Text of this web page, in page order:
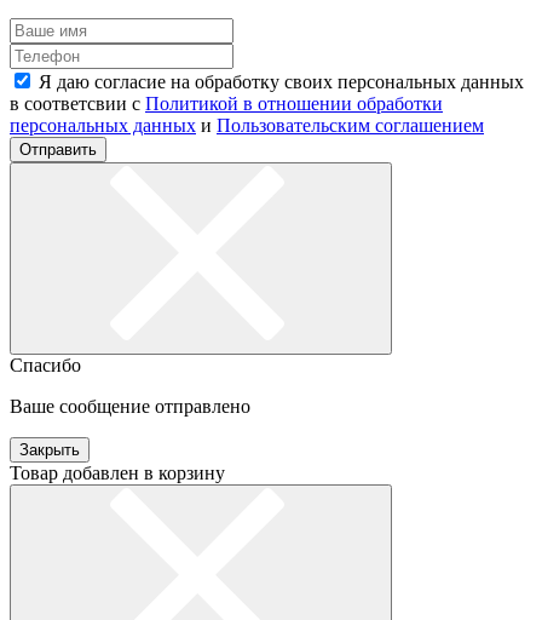
Я даю согласие на обработку своих персональных данных
в соответсвии с Политикой в отношении обработки
персональных данных и Пользовательским соглашением
Отправить
Спасибо
Ваше сообщение отправлено
Закрыть
Товар добавлен в корзину